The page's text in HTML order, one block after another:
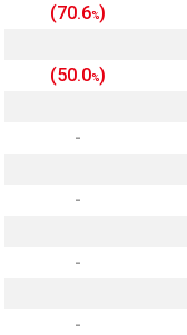
(70.6%)
(50.0%)
-
-
-
-